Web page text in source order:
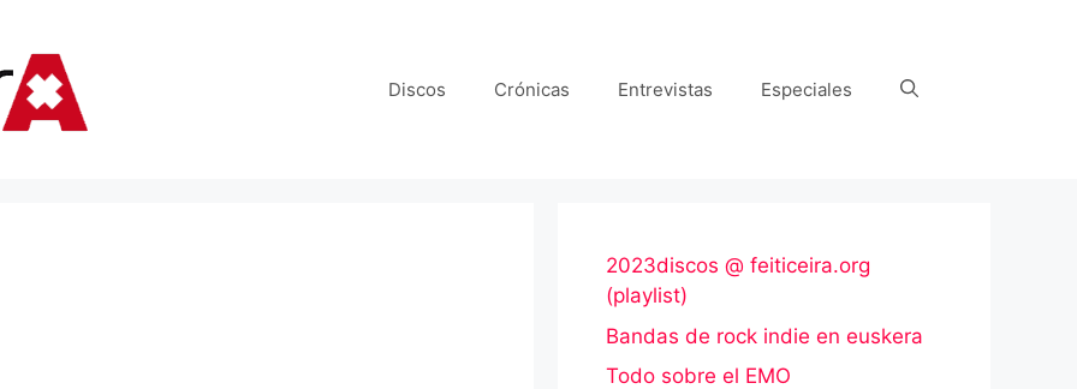
Discos Crónicas Entrevistas Especiales
2023discos @ feiticeira.org
(playlist)
Bandas de rock indie en euskera
Todo sobre el EMO